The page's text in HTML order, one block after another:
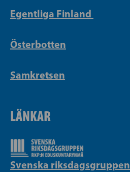
Egentliga Finland
Österbotten
Samkretsen
LÄNKAR
Svenska riksdagsgruppen